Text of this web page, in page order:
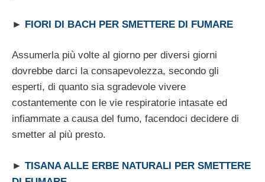
► FIORI DI BACH PER SMETTERE DI FUMARE
Assumerla più volte al giorno per diversi giorni
dovrebbe darci la consapevolezza, secondo gli
esperti, di quanto sia sgradevole vivere
costantemente con le vie respiratorie intasate ed
infiammate a causa del fumo, facendoci decidere di
smetter al più presto.
► TISANA ALLE ERBE NATURALI PER SMETTERE